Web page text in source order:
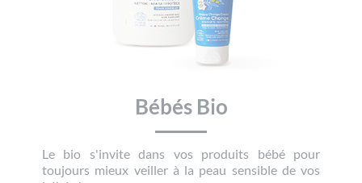
Bébés Bio
Le bio s'invite dans vos produits bébé pour
toujours mieux veiller à la peau sensible de vos